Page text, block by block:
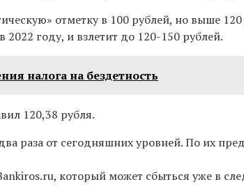
отметку в 100 рублей, но выше
2022 году, и взлетит до 120-150 рублей.
налога на бездетность
120,38 рубля.
раза от сегодняшних уровней. По их
который может сбыться уже в